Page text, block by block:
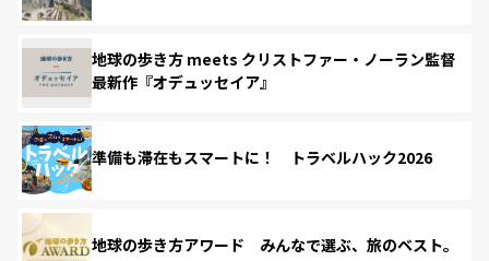
地球の歩き方 meets クリストファー・ノーラン監督
最新作『オデュッセイア』
準備も滞在もスマートに！ トラベルハック2026
地球の歩き方アワード みんなで選ぶ、旅のベスト。